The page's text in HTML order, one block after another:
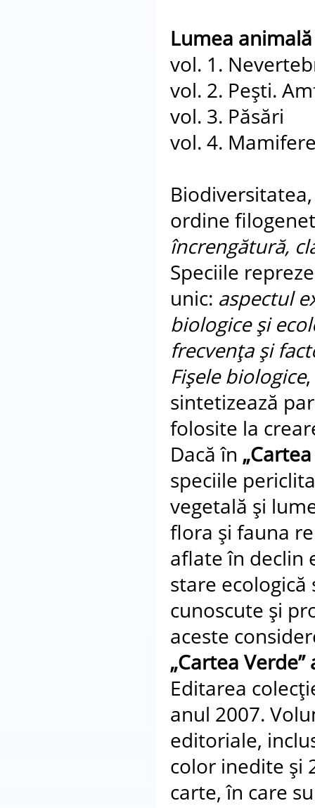
Lumea
vol. 1.
vol. 2. Peşti.
vol. 3. Păsări
vol. 4.
ordine
încrengătură,
Speciile
unic: aspectul
biologice şi
frecvenţa şi
Fişele biologice
sintetizează
folosite la
Dacă în
speciile
vegetală şi
flora şi fauna
aflate în declin
stare
cunoscute şi
aceste
„Cartea Verde”
Editarea
anul 2007.
editoriale,
color inedite şi
carte, în care